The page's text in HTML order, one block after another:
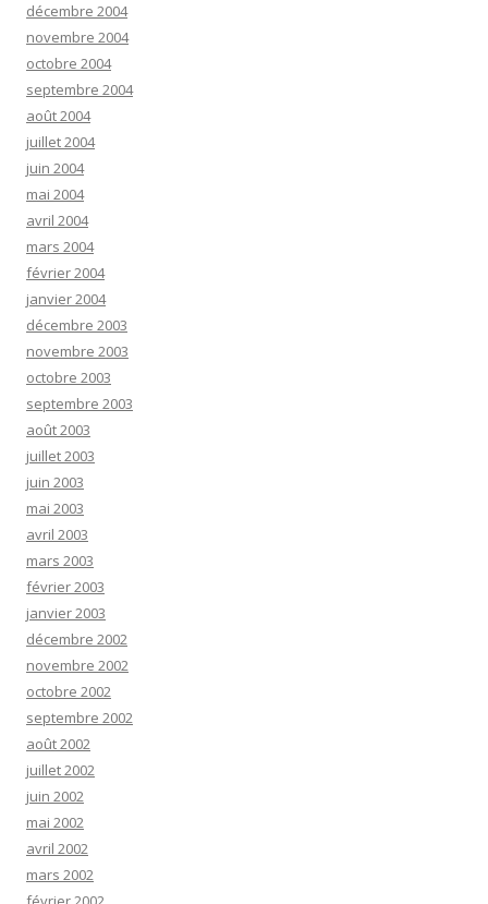
décembre 2004
novembre 2004
octobre 2004
septembre 2004
août 2004
juillet 2004
juin 2004
mai 2004
avril 2004
mars 2004
février 2004
janvier 2004
décembre 2003
novembre 2003
octobre 2003
septembre 2003
août 2003
juillet 2003
juin 2003
mai 2003
avril 2003
mars 2003
février 2003
janvier 2003
décembre 2002
novembre 2002
octobre 2002
septembre 2002
août 2002
juillet 2002
juin 2002
mai 2002
avril 2002
mars 2002